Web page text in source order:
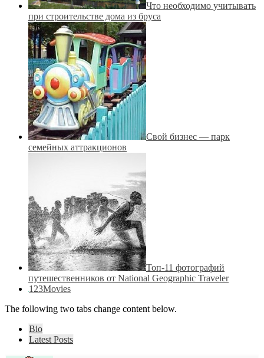
Что необходимо учитывать
при строительстве дома из бруса
Свой бизнес — парк
семейных аттракционов
Топ-11 фотографий
путешественников от National Geographic Traveler
123Movies
The following two tabs change content below.
Bio
Latest Posts